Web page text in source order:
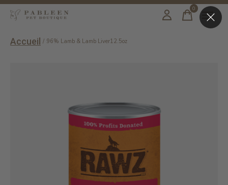
0items
Accueil / 96% Lamb & Lamb Liver12.5oz